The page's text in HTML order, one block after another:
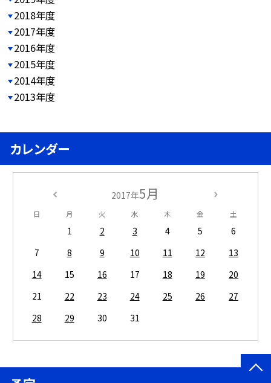
2018年度
2017年度
2016年度
2015年度
2014年度
2013年度
カレンダー
2017年5月
日 月 火 水 木 金 土
1 2 3 4 5
6
7
8 9 10 11 12
13
14
15 16 17 18 19
20
21
22 23 24 25 26
27
28
29 30 31